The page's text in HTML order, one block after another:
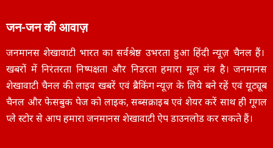
जन-जन की आवाज़
जनमानस शेखावाटी भारत का सर्वश्रेष्ठ उभरता हुआ हिंदी न्यूज़ चैनल हैं।
खबरों में निरंतरता निष्पक्षता और निडरता हमारा मूल मंत्र है। जनमानस
शेखावाटी चैनल की लाइव खबरें एवं ब्रैकिंग न्यूज़ के लिये बने रहें एवं यूट्यूब
चैनल और फेसबुक पेज को लाइक, सब्सक्राइब एवं शेयर करें साथ ही गूगल
प्ले स्टोर से आप हमारा जनमानस शेखावाटी ऐप डाउनलोड कर सकते हैं।